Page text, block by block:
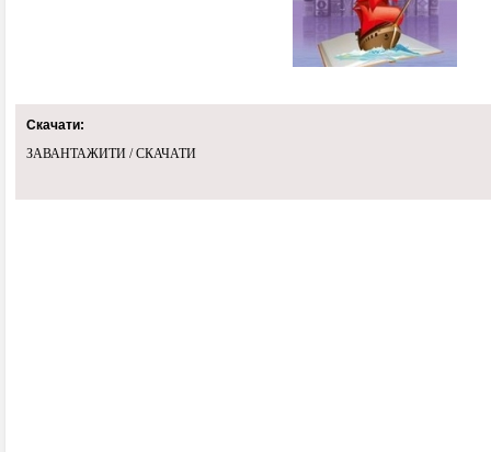
Скачати:
ЗАВАНТАЖИТИ / СКАЧАТИ